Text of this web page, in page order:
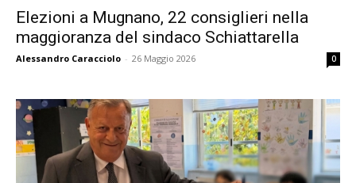
Elezioni a Mugnano, 22 consiglieri nella
maggioranza del sindaco Schiattarella
Alessandro Caracciolo - 26 Maggio 2026 0